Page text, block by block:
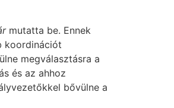
mutatta be. Ennek
koordinációt
megválasztásra a
és az ahhoz
bővülne a